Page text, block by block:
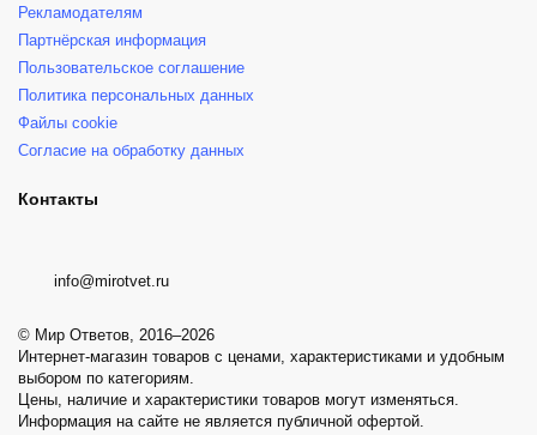
Рекламодателям
Партнёрская информация
Пользовательское соглашение
Политика персональных данных
Файлы cookie
Согласие на обработку данных
Контакты
info@mirotvet.ru
© Мир Ответов, 2016–2026
Интернет-магазин товаров с ценами, характеристиками и удобным
выбором по категориям.
Цены, наличие и характеристики товаров могут изменяться.
Информация на сайте не является публичной офертой.